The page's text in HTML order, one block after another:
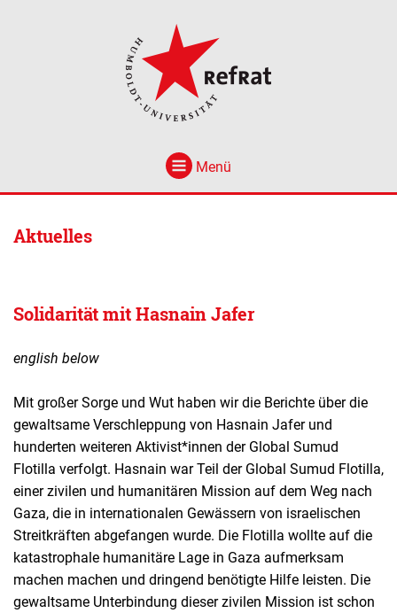
Menü
Aktuelles
Solidarität mit Hasnain Jafer
english below
Mit großer Sorge und Wut haben wir die Berichte über die
gewaltsame Verschleppung von Hasnain Jafer und
hunderten weiteren Aktivist*innen der Global Sumud
Flotilla verfolgt. Hasnain war Teil der Global Sumud Flotilla,
einer zivilen und humanitären Mission auf dem Weg nach
Gaza, die in internationalen Gewässern von israelischen
Streitkräften abgefangen wurde. Die Flotilla wollte auf die
katastrophale humanitäre Lage in Gaza aufmerksam
machen machen und dringend benötigte Hilfe leisten. Die
gewaltsame Unterbindung dieser zivilen Mission ist schon